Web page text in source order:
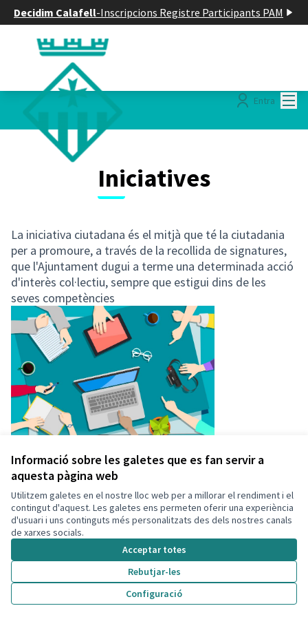
Informació sobre les galetes que es fan servir a
aquesta pàgina web
Utilitzem galetes en el nostre lloc web per a millorar el rendiment i el
contingut d'aquest. Les galetes ens permeten oferir una experiència
d'usuari i uns continguts més personalitzats des dels nostres canals
de xarxes socials.
Acceptar totes
Rebutjar-les
Configuració
Decidim Calafell-Inscripcions Registre Participants PAM
Entra
Iniciatives
La iniciativa ciutadana és el mitjà que té la ciutadania
per a promoure, a través de la recollida de signatures,
que l'Ajuntament dugui a terme una determinada acció
d'interès col·lectiu, sempre que estigui dins de les
seves competències
Termes i condicions d'ús
Configuració de les galetes
Decidim Calafell a X
(Enllaç extern)
Decidim Calafell a Facebook
Decidim Calafell a YouTube
Decidim Calafell a GitHub
(Enllaç extern)
Web creada ambprogramari lliure .
Amb
(Enllaç